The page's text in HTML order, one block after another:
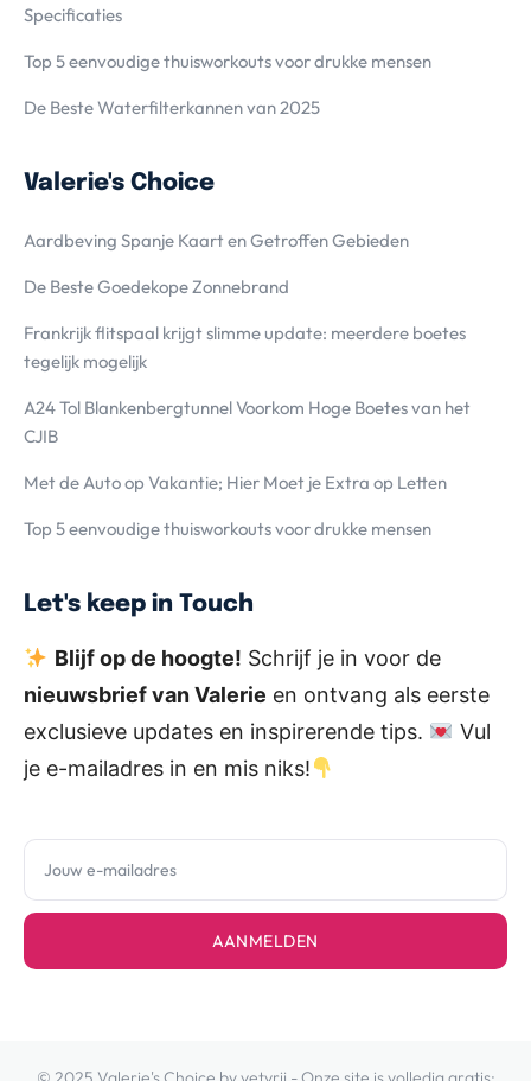
Specificaties
Top 5 eenvoudige thuisworkouts voor drukke mensen
De Beste Waterfilterkannen van 2025
Valerie's Choice
Aardbeving Spanje Kaart en Getroffen Gebieden
De Beste Goedekope Zonnebrand
Frankrijk flitspaal krijgt slimme update: meerdere boetes
tegelijk mogelijk
A24 Tol Blankenbergtunnel Voorkom Hoge Boetes van het
CJIB
Met de Auto op Vakantie; Hier Moet je Extra op Letten
Top 5 eenvoudige thuisworkouts voor drukke mensen
Let's keep in Touch
Blijf op de hoogte! Schrijf je in voor de
nieuwsbrief van Valerie en ontvang als eerste
exclusieve updates en inspirerende tips.
Vul
je e-mailadres in en mis niks!
AANMELDEN